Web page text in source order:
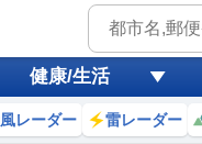
健康/生活
風レーダー 雷レーダー